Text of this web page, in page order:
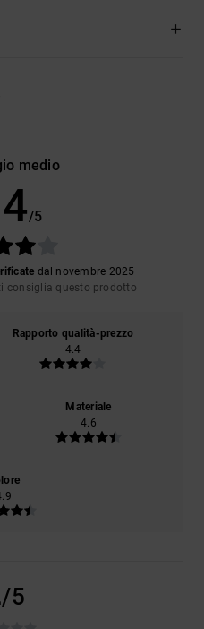
medio
/5
dal novembre 2025
consiglia questo prodotto
Rapporto qualità-prezzo
4.4
Materiale
4.6
/5